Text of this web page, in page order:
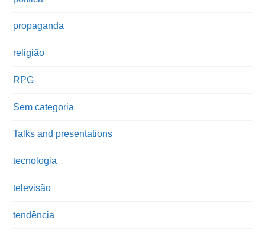
propaganda
religião
RPG
Sem categoria
Talks and presentations
tecnologia
televisão
tendência